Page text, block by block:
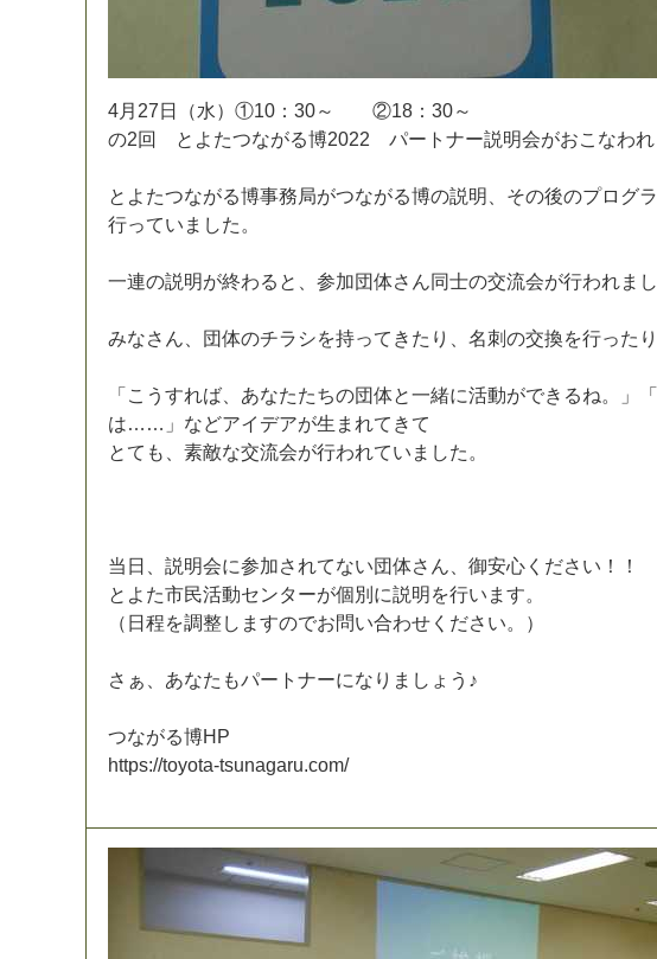
4月 27 日 （水） ①10 ： 30～ ②18 ： 30～
の2回 と よ たつながる博2022 パー ト ナー説明会がおこ なわれ
と よ たつながる博事務局がつながる博の説明 その後のプロ グラ
行ってい ま した 。
一連の説明が終わる と 参加団体さ ん同士の交流会が行われま し
みなさ ん 団体のチラ シを持って き た り 名刺の交換を行った り
「 こ う すれば あなたたちの団体と一緒に活動ができ るね。 」 「
は… … 」 などアイ デアが生 ま れて き て
と て も 素敵な交流会が行われてい ま した 。
当 日 説明会に参加さ れてない団体さ ん 御安心 く ださ い ！
！
と よ た市民活動センターが個別 に説明 を行い ま す。
（ 日 程を調整し ま すのでお問い合わせ く ださ い。 ）
さ ぁ あなた もパー ト ナーにな り ま し ょ う ♪
つながる博H P
https://toyota-tsunagaru.com/